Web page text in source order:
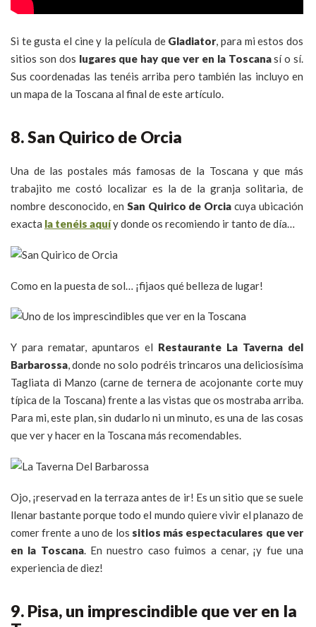
Si te gusta el cine y la película de Gladiator, para mi estos dos
sitios son dos lugares que hay que ver en la Toscanasí o sí.
Sus coordenadas las tenéis arriba pero también las incluyo en
un mapa de la Toscana al final de este artículo.
8. San Quirico de Orcia
Una de las postales más famosas de la Toscana y que más
trabajito me costó localizar es la de la granja solitaria, de
nombre desconocido, en San Quirico de Orcia cuya ubicación
exacta la tenéis aquíy donde os recomiendo ir tanto de día…
Como en la puesta de sol… ¡fijaos qué belleza de lugar!
Y para rematar, apuntaros el Restaurante La Taverna del
Barbarossa, donde no solo podréis trincaros una deliciosísima
Tagliata di Manzo (carne de ternera de acojonante corte muy
típica de la Toscana) frente a las vistas que os mostraba arriba.
Para mi, este plan, sin dudarlo ni un minuto, es una de las cosas
que ver y hacer en la Toscana más recomendables.
Ojo, ¡reservad en la terraza antes de ir! Es un sitio que se suele
llenar bastante porque todo el mundo quiere vivir el planazo de
comer frente a uno de los sitios más espectaculares que ver
en la Toscana. En nuestro caso fuimos a cenar, ¡y fue una
experiencia de diez!
9. Pisa, un imprescindible que ver en la